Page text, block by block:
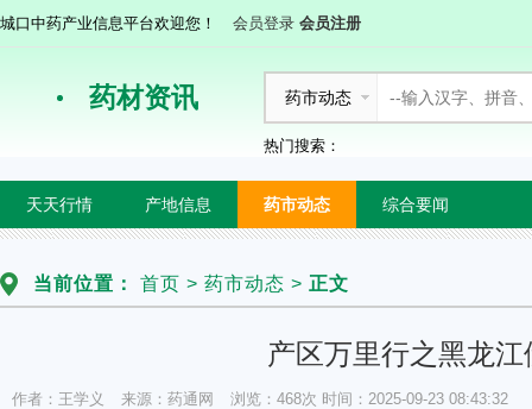
城口中药产业信息平台欢迎您！ 会员登录 会员注册
药材资讯 药市动态
热门搜索：
天天行情 产地信息 药市动态 综合要闻
当前位置： 首页 > 药市动态 > 正文
产区万里行之黑龙
作者：王学义 来源：药通网 浏览：468次 时间：2025-09-23 08:43:32